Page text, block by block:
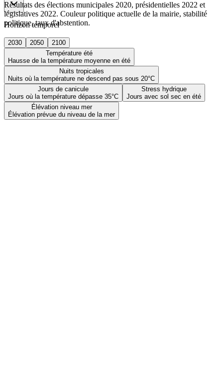
Horizon temporel
2030 2050
2100
Température été
Hausse de la température moyenne en été
Nuits tropicales
Nuits où la température ne descend pas sous 20°C
Jours de canicule
Jours où la température dépasse 35°C
Stress hydrique
Jours avec sol sec en été
Élévation niveau mer
Élévation prévue du niveau de la mer
Résultats des élections municipales 2020, présidentielles 2022 et
législatives 2022. Couleur politique actuelle de la mairie, stabilité
politique, taux d'abstention.